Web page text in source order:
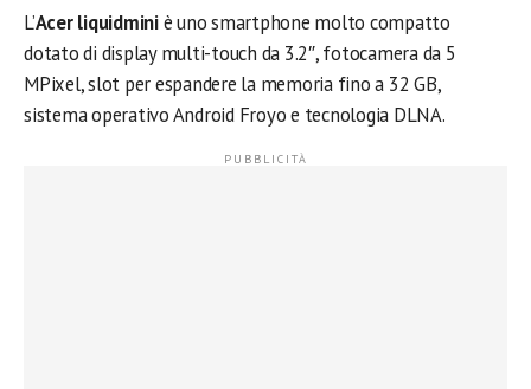
L’Acer liquidminiè uno smartphone molto compatto
dotato di display multi-touch da 3.2″, fotocamera da 5
MPixel, slot per espandere la memoria fino a 32 GB,
sistema operativo Android Froyo e tecnologia DLNA.